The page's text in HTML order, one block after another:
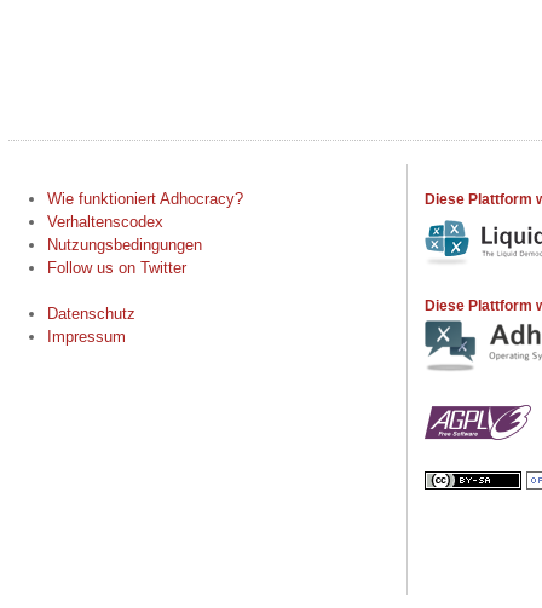
Wie funktioniert Adhocracy?
Verhaltenscodex
Nutzungsbedingungen
Follow us on Twitter
Datenschutz
Impressum
Diese Plattform
Diese Plattform